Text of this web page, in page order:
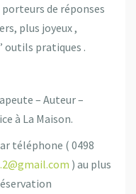
de réponses
plus joyeux ,
outils pratiques .
– Auteur –
à La Maison.
téléphone ( 0498
) au plus